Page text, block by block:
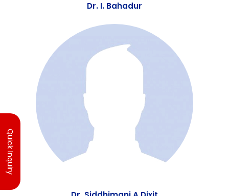
Quick Inquiry
Dr. I. Bahadur